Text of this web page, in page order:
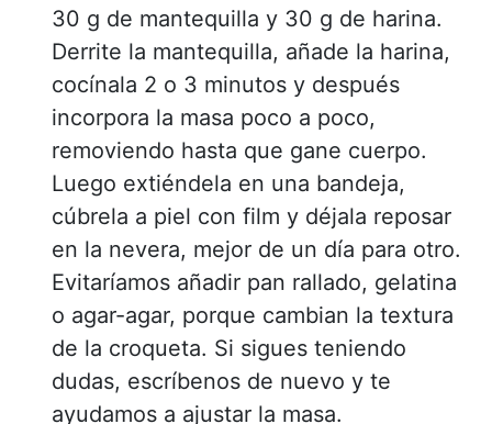
30 g de mantequilla y 30 g de harina.
Derrite la mantequilla, añade la harina,
cocínala 2 o 3 minutos y después
incorpora la masa poco a poco,
removiendo hasta que gane cuerpo.
Luego extiéndela en una bandeja,
cúbrela a piel con film y déjala reposar
en la nevera, mejor de un día para otro.
Evitaríamos añadir pan rallado, gelatina
o agar-agar, porque cambian la textura
de la croqueta. Si sigues teniendo
dudas, escríbenos de nuevo y te
ayudamos a ajustar la masa.